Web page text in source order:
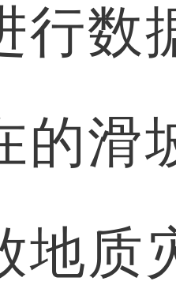
行数
的滑
地质